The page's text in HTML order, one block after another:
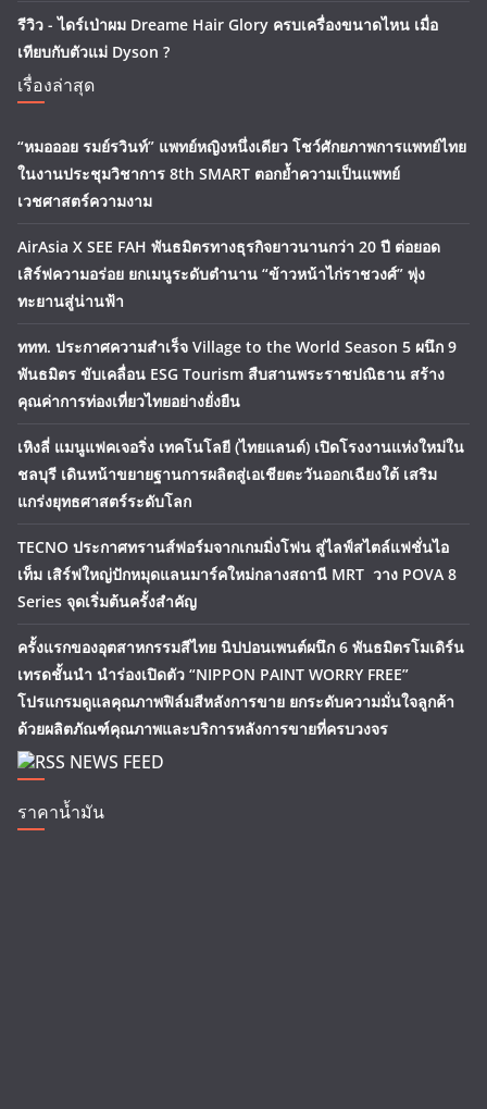
รีวิว - ไดร์เป่าผม Dreame Hair Glory ครบเครื่องขนาดไหน เมื่อ
เทียบกับตัวแม่ Dyson ?
เรื่องล่าสุด
“หมอออย รมย์รวินท์” แพทย์หญิงหนึ่งเดียว โชว์ศักยภาพการแพทย์ไทย
ในงานประชุมวิชาการ 8th SMART ตอกย้ำความเป็นแพทย์
เวชศาสตร์ความงาม
AirAsia X SEE FAH พันธมิตรทางธุรกิจยาวนานกว่า 20 ปี ต่อยอด
เสิร์ฟความอร่อย ยกเมนูระดับตำนาน “ข้าวหน้าไก่ราชวงศ์” พุ่ง
ทะยานสู่น่านฟ้า
ททท. ประกาศความสำเร็จ Village to the World Season 5 ผนึก 9
พันธมิตร ขับเคลื่อน ESG Tourism สืบสานพระราชปณิธาน สร้าง
คุณค่าการท่องเที่ยวไทยอย่างยั่งยืน
เหิงลี่ แมนูแฟคเจอริ่ง เทคโนโลยี (ไทยแลนด์) เปิดโรงงานแห่งใหม่ใน
ชลบุรี เดินหน้าขยายฐานการผลิตสู่เอเชียตะวันออกเฉียงใต้ เสริม
แกร่งยุทธศาสตร์ระดับโลก
TECNO ประกาศทรานส์ฟอร์มจากเกมมิ่งโฟน สู่ไลฟ์สไตล์แฟชั่นไอ
เท็ม เสิร์ฟใหญ่ปักหมุดแลนมาร์คใหม่กลางสถานี MRT วาง POVA 8
Series จุดเริ่มต้นครั้งสำคัญ
ครั้งแรกของอุตสาหกรรมสีไทย นิปปอนเพนต์ผนึก 6 พันธมิตรโมเดิร์น
เทรดชั้นนำ นำร่องเปิดตัว “NIPPON PAINT WORRY FREE”
โปรแกรมดูแลคุณภาพฟิล์มสีหลังการขาย ยกระดับความมั่นใจลูกค้า
ด้วยผลิตภัณฑ์คุณภาพและบริการหลังการขายที่ครบวงจร
NEWS FEED
ราคาน้ำมัน